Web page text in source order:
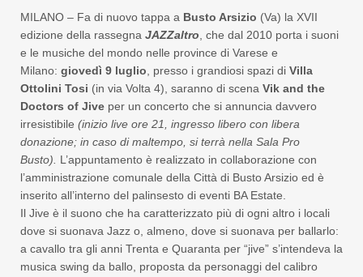
MILANO – Fa di nuovo tappa a Busto Arsizio (Va) la XVII
edizione della rassegna JAZZaltro , che dal 2010 porta i suoni
e le musiche del mondo nelle province di Varese e
Milano: giovedì 9 luglio , presso i grandiosi spazi di Villa
Ottolini Tosi (in via Volta 4), saranno di scena Vik and the
Doctors of Jive per un concerto che si annuncia davvero
irresistibile (inizio live ore 21, ingresso libero con libera
donazione; in caso di maltempo, si terrà nella Sala Pro
Busto). L’appuntamento è realizzato in collaborazione con
l’amministrazione comunale della Città di Busto Arsizio ed è
inserito all’interno del palinsesto di eventi BA Estate.
Il Jive è il suono che ha caratterizzato più di ogni altro i locali
dove si suonava Jazz o, almeno, dove si suonava per ballarlo:
a cavallo tra gli anni Trenta e Quaranta per “jive” s’intendeva la
musica swing da ballo, proposta da personaggi del calibro